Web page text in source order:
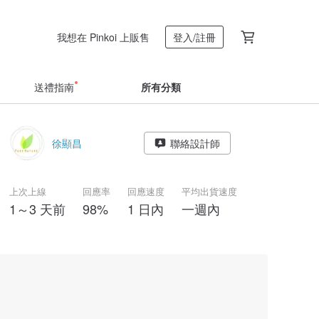
我想在 Pinkoi 上販售 登入/註冊
送禮指南 所有分類
徐顯昌 聯絡設計師
上次上線
1～3 天前
回應率
98%
回應速度
1 日內
平均出貨速度
一週內